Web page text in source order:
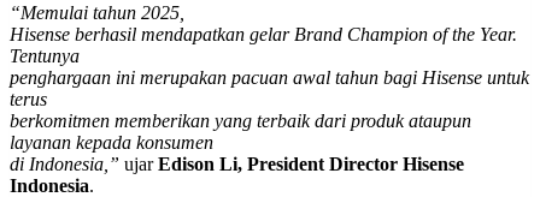
“Memulai tahun 2025,
Hisense berhasil mendapatkan gelar Brand Champion of the Year.
Tentunya
penghargaan ini merupakan pacuan awal tahun bagi Hisense untuk
terus
berkomitmen memberikan yang terbaik dari produk ataupun
layanan kepada konsumen
di Indonesia,” ujarEdison Li, President Director Hisense
Indonesia.